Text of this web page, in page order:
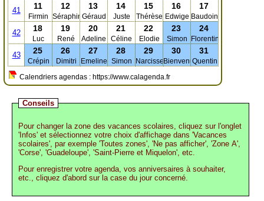
41 11
Firmin
12
Séraphin
13
Géraud
14
Juste
15
Thérèse
16
Edwige
17
Baudoin
42 18
Luc
19
René
20
Adeline
21
Céline
22
Elodie
23
Simon
24
Florentin
43 25
Crépin
26
Dimitri
27
Emeline
28
Simon
29
Narcisse
30
Bienvenue
31
Quentin
Calendriers agendas : https://www.calagenda.fr
Conseils
Pour changer la zone des vacances scolaires, cliquez sur l'onglet
'Infos' et sélectionnez votre choix d'affichage dans 'Vacances
scolaires', par exemple 'Toutes zones', 'Ne pas afficher', 'Zone A',
'Corse', 'Guadeloupe', 'Saint-Pierre et Miquelon', etc.
Pour enregistrer votre agenda, vos anniversaires à souhaiter,
etc., cliquez d'abord sur la case du jour concerné.